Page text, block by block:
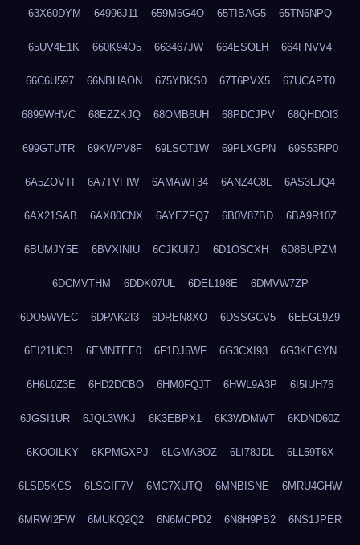
63X60DYM 64996J11 659M6G4O 65TIBAG5 65TN6NPQ
65UV4E1K 660K94O5 663467JW 664ESOLH 664FNVV4
66C6U597 66NBHAON 675YBKS0 67T6PVX5 67UCAPT0
6899WHVC 68EZZKJQ 68OMB6UH 68PDCJPV 68QHDOI3
699GTUTR 69KWPV8F 69LSOT1W 69PLXGPN 69S53RP0
6A5ZOVTI 6A7TVFIW 6AMAWT34 6ANZ4C8L 6AS3LJQ4
6AX21SAB 6AX80CNX 6AYEZFQ7 6B0V87BD 6BA9R10Z
6BUMJY5E 6BVXINIU 6CJKUI7J 6D1OSCXH 6D8BUPZM
6DCMVTHM 6DDK07UL 6DEL198E 6DMVW7ZP
6DO5WVEC 6DPAK2I3 6DREN8XO 6DSSGCV5 6EEGL9Z9
6EI21UCB 6EMNTEE0 6F1DJ5WF 6G3CXI93 6G3KEGYN
6H6L0Z3E 6HD2DCBO 6HM0FQJT 6HWL9A3P 6I5IUH76
6JGSI1UR 6JQL3WKJ 6K3EBPX1 6K3WDMWT 6KDND60Z
6KOOILKY 6KPMGXPJ 6LGMA8OZ 6LI78JDL 6LL59T6X
6LSD5KCS 6LSGIF7V 6MC7XUTQ 6MNBISNE 6MRU4GHW
6MRWI2FW 6MUKQ2Q2 6N6MCPD2 6N8H9PB2 6NS1JPER